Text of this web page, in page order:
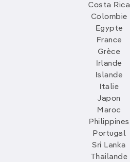
Costa Rica
Colombie
Egypte
France
Grèce
Irlande
Islande
Italie
Japon
Maroc
Philippines
Portugal
Sri Lanka
Thailande